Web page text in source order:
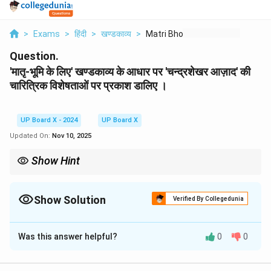
> Exams > हिंदी > खण्डकाव्य > Matri Bhoomi Ke Lie ...
Question.
'मातृ-भूमि के लिए' खण्डकाव्य के आधार पर 'चन्द्रशेखर आज़ाद' की
चारित्रिक विशेषताओं पर प्रकाश डालिए ।
UP Board X - 2024
UP Board X
Updated On: Nov 10, 2025
Show Hint
करें। इससे आपका उत्तर अधिक प्रभावशाली और विश्वसनीय होगा।
Show Solution Verified By Collegedunia
Solution and Explanation
डॉ. जयशंकर त्रिपाठी द्वारा रचित 'मातृ-भूमि के लिए' खण्डकाव्य के
Was this answer helpful? 0 0